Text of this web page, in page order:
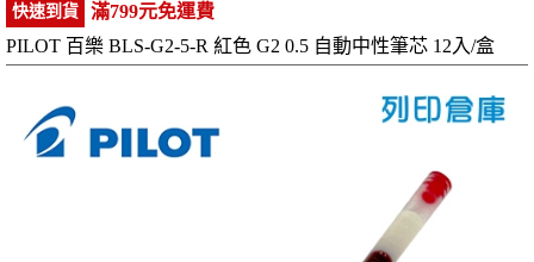
快速到貨
滿799元免運費
PILOT 百樂 BLS-G2-5-R 紅色 G2 0.5 自動中性筆芯 12入/盒